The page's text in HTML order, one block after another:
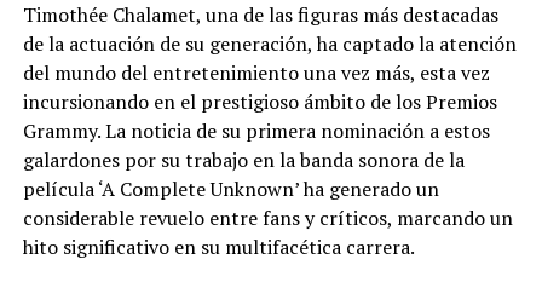
Timothée Chalamet, una de las figuras más destacadas
de la actuación de su generación, ha captado la atención
del mundo del entretenimiento una vez más, esta vez
incursionando en el prestigioso ámbito de los Premios
Grammy. La noticia de su primera nominación a estos
galardones por su trabajo en la banda sonora de la
película ‘A Complete Unknown’ ha generado un
considerable revuelo entre fans y críticos, marcando un
hito significativo en su multifacética carrera.